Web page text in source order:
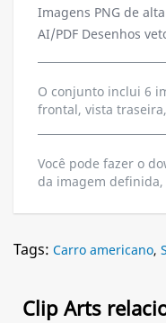
Imagens PNG de
AI/PDF Desenhos
O conjunto inclui 6
frontal, vista
Você pode fazer o
da imagem
Tags: Carro americano,
Clip Arts